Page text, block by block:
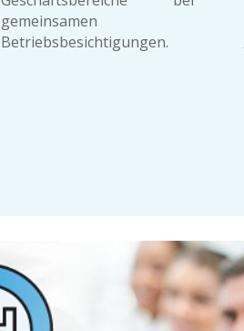
gemeinsamen
Betriebsbesichtigungen.